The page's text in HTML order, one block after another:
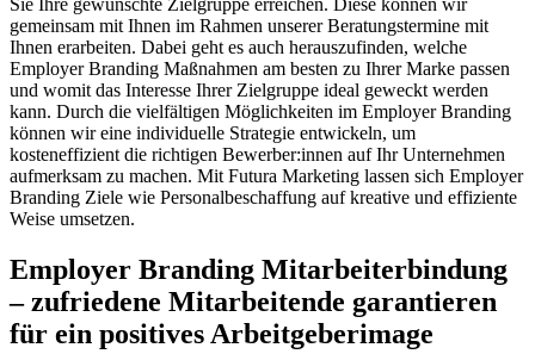
Sie Ihre gewünschte Zielgruppe erreichen. Diese können wir
gemeinsam mit Ihnen im Rahmen unserer Beratungstermine mit
Ihnen erarbeiten. Dabei geht es auch herauszufinden, welche
Employer Branding Maßnahmen am besten zu Ihrer Marke passen
und womit das Interesse Ihrer Zielgruppe ideal geweckt werden
kann. Durch die vielfältigen Möglichkeiten im Employer Branding
können wir eine individuelle Strategie entwickeln, um
kosteneffizient die richtigen Bewerber:innen auf Ihr Unternehmen
aufmerksam zu machen. Mit Futura Marketing lassen sich Employer
Branding Ziele wie Personalbeschaffung auf kreative und effiziente
Weise umsetzen.
Employer Branding Mitarbeiterbindung
– zufriedene Mitarbeitende garantieren
für ein positives Arbeitgeberimage